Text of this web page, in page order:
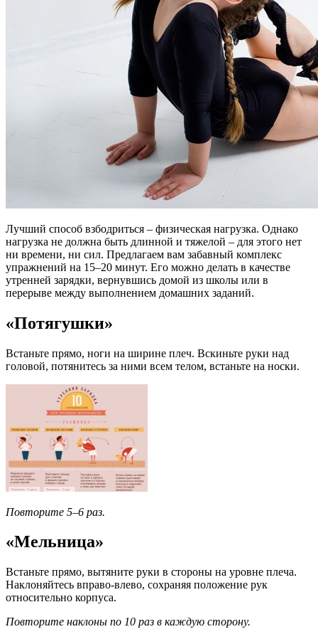
Лучший способ взбодриться – физическая нагрузка. Однако
нагрузка не должна быть длинной и тяжелой – для этого нет
ни времени, ни сил. Предлагаем вам забавный комплекс
упражнений на 15–20 минут. Его можно делать в качестве
утренней зарядки, вернувшись домой из школы или в
перерыве между выполнением домашних заданий.
«Потягушки»
Встаньте прямо, ноги на ширине плеч. Вскиньте руки над
головой, потянитесь за ними всем телом, встаньте на носки.
Повторите 5–6 раз.
«Мельница»
Встаньте прямо, вытяните руки в стороны на уровне плеча.
Наклоняйтесь вправо‑влево, сохраняя положение рук
относительно корпуса.
Повторите наклоны по 10 раз в каждую сторону.